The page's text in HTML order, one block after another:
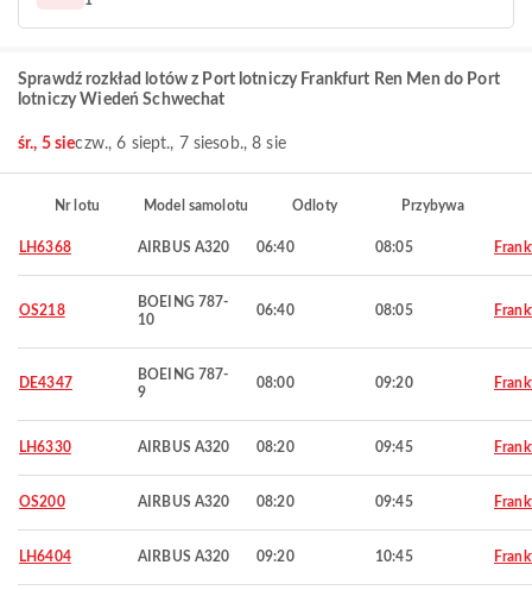
Sprawdź rozkład lotów z Port lotniczy Frankfurt Ren Men do Port
lotniczy Wiedeń Schwechat
śr., 5 sieczw., 6 siept., 7 siesob., 8 sie
Nr lotu Model samolotu Odloty Przybywa
LH6368 AIRBUS A320 06:40 08:05
OS218
BOEING 787-
10
06:40 08:05
DE4347
BOEING 787-
9
08:00 09:20
LH6330 AIRBUS A320 08:20 09:45
OS200 AIRBUS A320 08:20 09:45
LH6404 AIRBUS A320 09:20 10:45